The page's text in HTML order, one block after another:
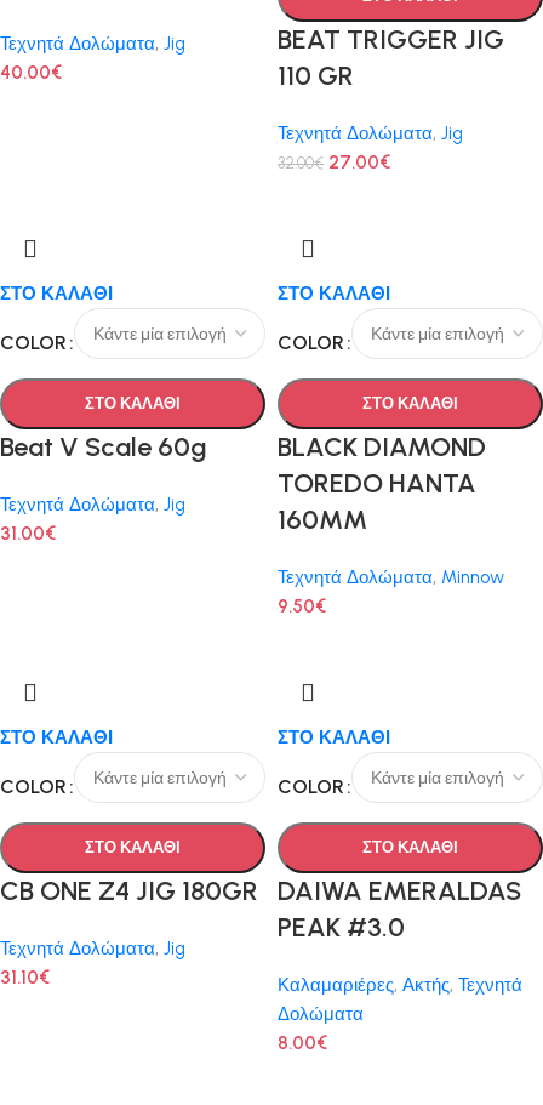
Τεχνητά Δολώματα, Jig
40.00€
BEAT TRIGGER JIG
110 GR
Τεχνητά Δολώματα, Jig
32.00€ 27.00€
ΣΤΟ ΚΑΛΑΘΙ
COLOR
ΣΤΟ ΚΑΛΑΘΙ
Beat V Scale 60g
Τεχνητά Δολώματα, Jig
31.00€
ΣΤΟ ΚΑΛΑΘΙ
COLOR
ΣΤΟ ΚΑΛΑΘΙ
BLACK DIAMOND
TOREDO HANTA
160MM
Τεχνητά Δολώματα, Minnow
9.50€
ΣΤΟ ΚΑΛΑΘΙ
COLOR
ΣΤΟ ΚΑΛΑΘΙ
CB ONE Z4 JIG 180GR
Τεχνητά Δολώματα, Jig
31.10€
ΣΤΟ ΚΑΛΑΘΙ
COLOR
ΣΤΟ ΚΑΛΑΘΙ
DAIWA EMERALDAS
PEAK #3.0
Καλαμαριέρες, Ακτής, Τεχνητά
Δολώματα
8.00€